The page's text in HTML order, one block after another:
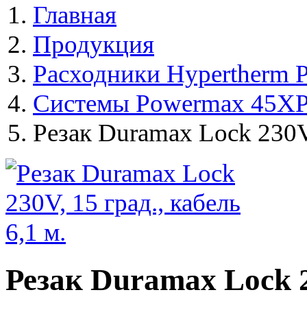
Главная
Продукция
Расходники Hypertherm
Системы Powermax
Резак Duramax Lock
Резак Duramax Lock